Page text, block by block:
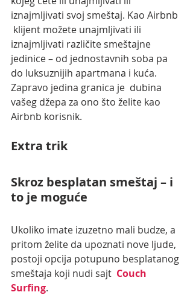
iznajmljivati svoj smeštaj. Kao Airbnb
klijent možete unajmljivati ili
iznajmljivati različite smeštajne
jedinice – od jednostavnih soba pa
do luksuznijih apartmana i kuća.
Zapravo jedina granica je  dubina
vašeg džepa za ono što želite kao
Airbnb korisnik.
Extra trik
Skroz besplatan smeštaj – i
to je moguće
Ukoliko imate izuzetno mali budze, a
pritom želite da upoznati nove ljude,
postoji opcija potupuno besplatanog
smeštaja koji nudi sajt Couch
Surfing.